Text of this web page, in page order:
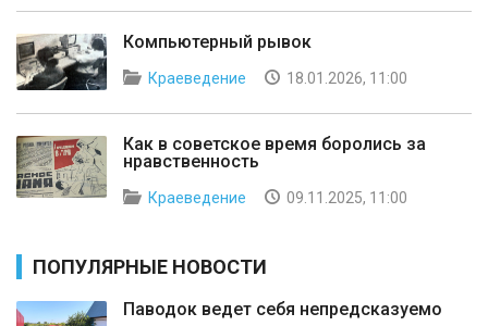
Компьютерный рывок
Краеведение 18.01.2026, 11:00
Как в советское время боролись за
нравственность
Краеведение 09.11.2025, 11:00
ПОПУЛЯРНЫЕ НОВОСТИ
Паводок ведет себя непредсказуемо